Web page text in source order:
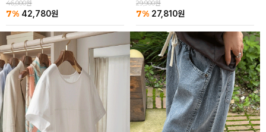
46,000원
7% 42,780원
29,900원
7% 27,810원